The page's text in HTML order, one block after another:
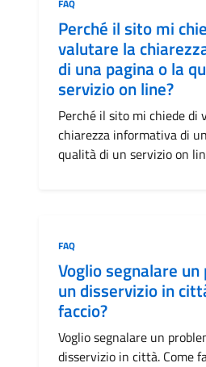
FAQ
Perché il sito mi
valutare la
di una pagina o la
servizio on line?
Perché il sito mi chiede di
chiarezza informativa di
qualità di un servizio on
Categoria:
FAQ
Voglio segnalare
un disservizio in
faccio?
Voglio segnalare un
disservizio in città. Come